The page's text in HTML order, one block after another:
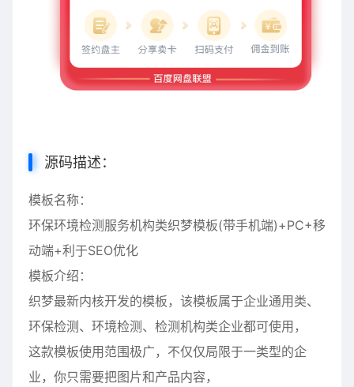
源码描述：
模板名称：
环保环境检测服务机构类织梦模板(带手机端)+PC+移
动端+利于SEO优化
模板介绍：
织梦最新内核开发的模板，该模板属于企业通用类、
环保检测、环境检测、检测机构类企业都可使用，
这款模板使用范围极广，不仅仅局限于一类型的企
业，你只需要把图片和产品内容，